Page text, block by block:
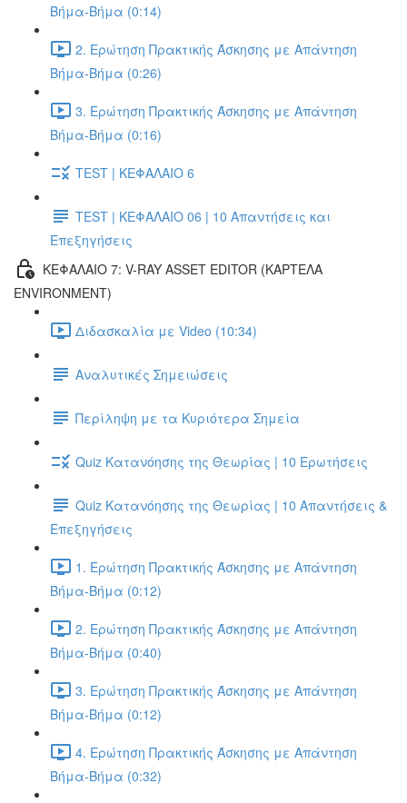
Βήμα-Βήμα (0:14)
2. Ερώτηση Πρακτικής Άσκησης με Απάντηση
Βήμα-Βήμα (0:26)
3. Ερώτηση Πρακτικής Άσκησης με Απάντηση
Βήμα-Βήμα (0:16)
TEST | ΚΕΦΑΛΑΙΟ 6
TEST | ΚΕΦΑΛΑΙΟ 06 | 10 Απαντήσεις και
Επεξηγήσεις
ΚΕΦΑΛΑΙΟ 7: V-RAY ASSET EDITOR (ΚΑΡΤΕΛΑ
ENVIRONMENT)
Διδασκαλία με Video (10:34)
Αναλυτικές Σημειώσεις
Περίληψη με τα Κυριότερα Σημεία
Quiz Κατανόησης της Θεωρίας | 10 Ερωτήσεις
Quiz Κατανόησης της Θεωρίας | 10 Απαντήσεις &
Επεξηγήσεις
1. Ερώτηση Πρακτικής Άσκησης με Απάντηση
Βήμα-Βήμα (0:12)
2. Ερώτηση Πρακτικής Άσκησης με Απάντηση
Βήμα-Βήμα (0:40)
3. Ερώτηση Πρακτικής Άσκησης με Απάντηση
Βήμα-Βήμα (0:12)
4. Ερώτηση Πρακτικής Άσκησης με Απάντηση
Βήμα-Βήμα (0:32)